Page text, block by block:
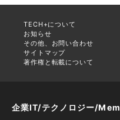
TECH+について
お知らせ
その他、お問い合わせ
サイトマップ
著作権と転載について
企業IT/テクノロジー/